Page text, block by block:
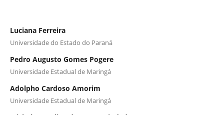
Luciana Ferreira
Universidade do Estado do Paraná
Pedro Augusto Gomes Pogere
Universidade Estadual de Maringá
Adolpho Cardoso Amorim
Universidade Estadual de Maringá